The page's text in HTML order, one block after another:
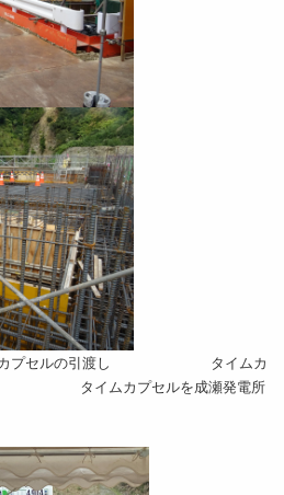
プセルの引渡し
タイムカ
タイムカプセルを成瀬発電所